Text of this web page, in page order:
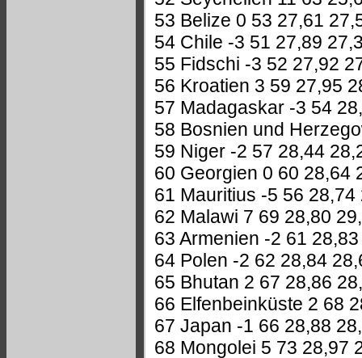
53 Belize 0 53 27,61
54 Chile -3 51 27,89
55 Fidschi -3 52 27,92
56 Kroatien 3 59 27,95
57 Madagaskar -3 54
58 Bosnien und
59 Niger -2 57 28,44
60 Georgien 0 60 28,64
61 Mauritius -5 56 28,74
62 Malawi 7 69 28,80
63 Armenien -2 61
64 Polen -2 62 28,84
65 Bhutan 2 67 28,86
66 Elfenbeinküste 2 68
67 Japan -1 66 28,88
68 Mongolei 5 73 28,97